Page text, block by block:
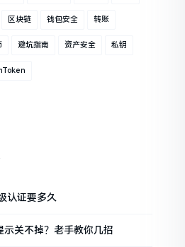
区块链 钱包安全 转账
避坑指南 资产安全 私钥
认证要多久
关不掉？老手教你几招